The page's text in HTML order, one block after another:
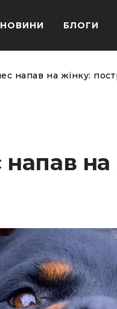
НОВИНИ БЛОГИ
напав на жінку:
напав